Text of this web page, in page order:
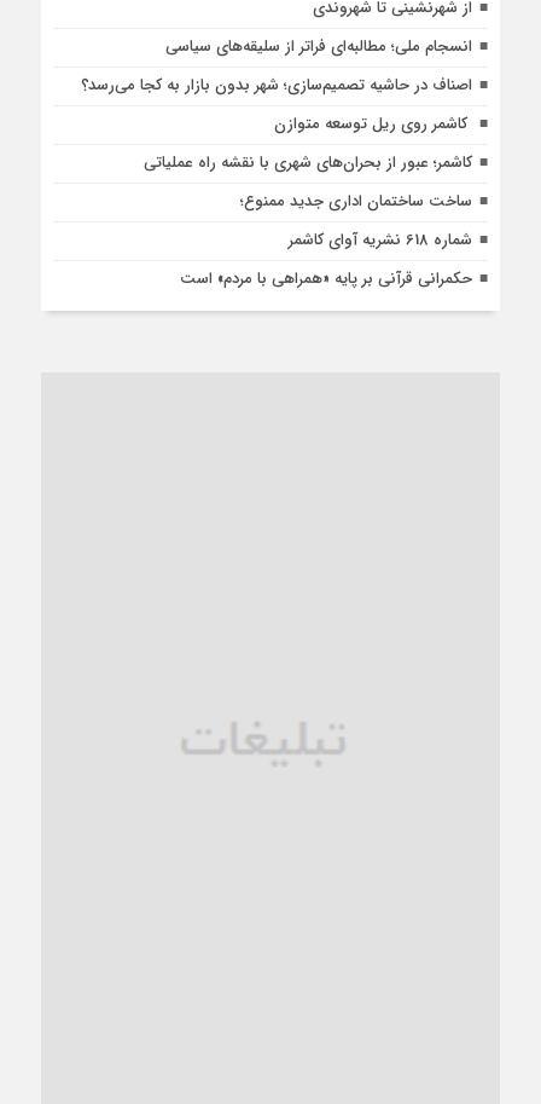
از شهرنشینی تا شهروندی
انسجام ملی؛ مطالبه‌ای فراتر از سلیقه‌های سیاسی
اصناف در حاشیه تصمیم‌سازی؛ شهر بدون بازار به کجا می‌رسد؟
کاشمر روی ریل توسعه متوازن
کاشمر؛ عبور از بحران‌های شهری با نقشه راه عملیاتی
ساخت ساختمان اداری جدید ممنوع؛
شماره 618 نشریه آوای کاشمر
حکمرانی قرآنی بر پایه «همراهی با مردم» است